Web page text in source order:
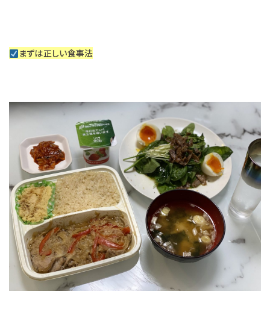
まずは正しい食事法